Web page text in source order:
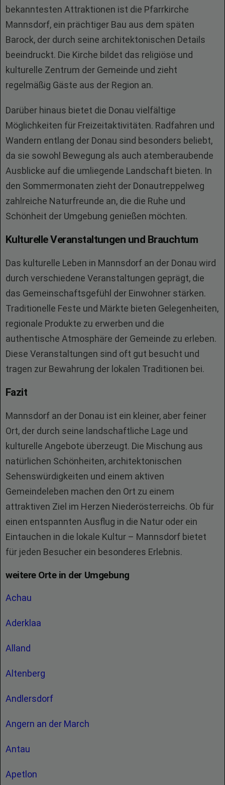
bekanntesten Attraktionen ist die Pfarrkirche
Mannsdorf, ein prächtiger Bau aus dem späten
Barock, der durch seine architektonischen Details
beeindruckt. Die Kirche bildet das religiöse und
kulturelle Zentrum der Gemeinde und zieht
regelmäßig Gäste aus der Region an.
Darüber hinaus bietet die Donau vielfältige
Möglichkeiten für Freizeitaktivitäten. Radfahren und
Wandern entlang der Donau sind besonders beliebt,
da sie sowohl Bewegung als auch atemberaubende
Ausblicke auf die umliegende Landschaft bieten. In
den Sommermonaten zieht der Donautreppelweg
zahlreiche Naturfreunde an, die die Ruhe und
Schönheit der Umgebung genießen möchten.
Kulturelle Veranstaltungen und Brauchtum
Das kulturelle Leben in Mannsdorf an der Donau wird
durch verschiedene Veranstaltungen geprägt, die
das Gemeinschaftsgefühl der Einwohner stärken.
Traditionelle Feste und Märkte bieten Gelegenheiten,
regionale Produkte zu erwerben und die
authentische Atmosphäre der Gemeinde zu erleben.
Diese Veranstaltungen sind oft gut besucht und
tragen zur Bewahrung der lokalen Traditionen bei.
Fazit
Mannsdorf an der Donau ist ein kleiner, aber feiner
Ort, der durch seine landschaftliche Lage und
kulturelle Angebote überzeugt. Die Mischung aus
natürlichen Schönheiten, architektonischen
Sehenswürdigkeiten und einem aktiven
Gemeindeleben machen den Ort zu einem
attraktiven Ziel im Herzen Niederösterreichs. Ob für
einen entspannten Ausflug in die Natur oder ein
Eintauchen in die lokale Kultur – Mannsdorf bietet
für jeden Besucher ein besonderes Erlebnis.
weitere Orte in der Umgebung
Achau
Aderklaa
Alland
Altenberg
Andlersdorf
Angern an der March
Antau
Apetlon